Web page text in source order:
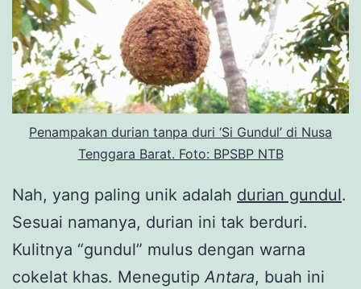
Penampakan durian tanpa duri ‘Si Gundul’ di Nusa
Tenggara Barat. Foto: BPSBP NTB
Nah, yang paling unik adalah durian gundul.
Sesuai namanya, durian ini tak berduri.
Kulitnya “gundul” mulus dengan warna
cokelat khas. Menegutip Antara, buah ini